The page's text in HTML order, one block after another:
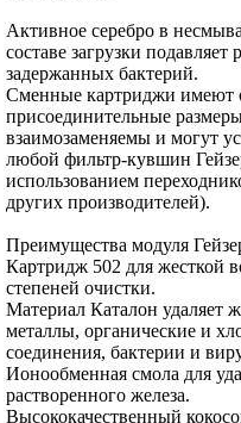
Активное серебро в
составе загрузки подавляет
задержанных бактерий.
Сменные картриджи имеют
присоединительные
взаимозаменяемы и могут
любой фильтр-кувшин
использованием
других производителей).
Преимущества модуля
Картридж 502 для жесткой
степеней очистки.
Материал Каталон удаляет
металлы, органические и
соединения, бактерии и
Ионообменная смола для
растворенного железа.
Высококачественный